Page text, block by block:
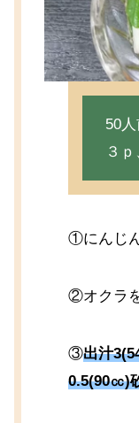
50
３
①にんじ
②オクラ
③出汁
0.5(90㏄)